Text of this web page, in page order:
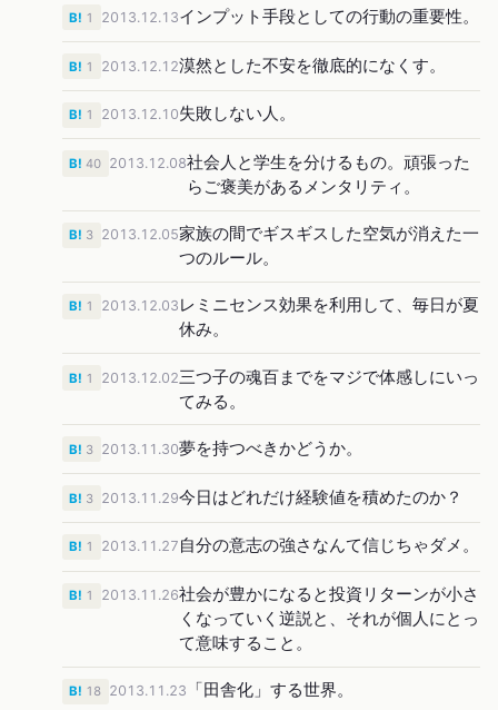
2013.12.13インプット手段としての行動の重要性。
B! 1
2013.12.12漠然とした不安を徹底的になくす。
B! 1
2013.12.10失敗しない人。
B! 1
2013.12.08社会人と学生を分けるもの。頑張った
らご褒美があるメンタリティ。
B! 40
2013.12.05家族の間でギスギスした空気が消えた一
つのルール。
B! 3
2013.12.03 レミニセンス効果を利用して、毎日が夏
休み。
B! 1
2013.12.02三つ子の魂百までをマジで体感しにいっ
てみる。
B! 1
2013.11.30夢を持つべきかどうか。
B! 3
2013.11.29今日はどれだけ経験値を積めたのか？
B! 3
2013.11.27 自分の意志の強さなんて信じちゃダメ。
B! 1
2013.11.26社会が豊かになると投資リターンが小さ
くなっていく逆説と、それが個人にとっ
て意味すること。
B! 1
2013.11.23 「田舎化」する世界。
B! 18